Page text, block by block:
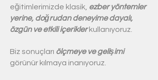
eğitimlerimizde klasik, ezber yöntemler
yerine, doğrudan deneyime dayalı,
özgün ve etkili içeriklerkullanıyoruz.
Biz sonuçları ölçmeye ve gelişimi
görünür kılmaya inanıyoruz.